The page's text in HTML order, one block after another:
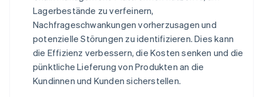
Lagerbestände zu verfeinern,
Nachfrageschwankungen vorherzusagen und
potenzielle Störungen zu identifizieren. Dies kann
die Effizienz verbessern, die Kosten senken und die
pünktliche Lieferung von Produkten an die
Kundinnen und Kunden sicherstellen.